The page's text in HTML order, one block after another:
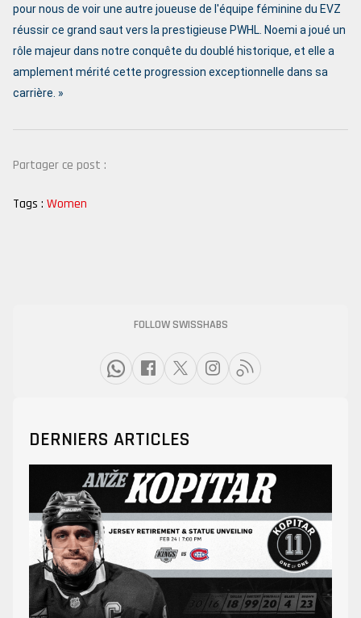
pour nous de voir une autre joueuse de l'équipe féminine du EVZ
réussir ce grand saut vers la prestigieuse PWHL. Noemi a joué un
rôle majeur dans notre conquête du doublé historique, et elle a
amplement mérité cette progression exceptionnelle dans sa
carrière. »
Partager ce post :
Tags : Women
FOLLOW SWISSHABS
DERNIERS ARTICLES